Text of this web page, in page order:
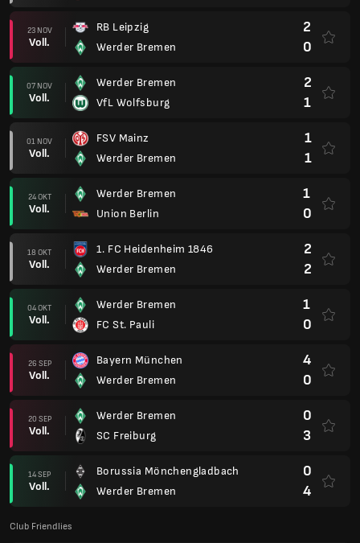
23 NOV
Voll.
RB Leipzig
Werder Bremen
2
0
07 NOV
Voll.
Werder Bremen
VfL Wolfsburg
2
1
01 NOV
Voll.
FSV Mainz
Werder Bremen
1
1
24 OKT
Voll.
Werder Bremen
Union Berlin
1
0
18 OKT
Voll.
1. FC Heidenheim 1846
Werder Bremen
2
2
04 OKT
Voll.
Werder Bremen
FC St. Pauli
1
0
26 SEP
Voll.
Bayern München
Werder Bremen
4
0
20 SEP
Voll.
Werder Bremen
SC Freiburg
0
3
14 SEP
Voll.
Borussia Mönchengladbach
Werder Bremen
0
4
Club Friendlies